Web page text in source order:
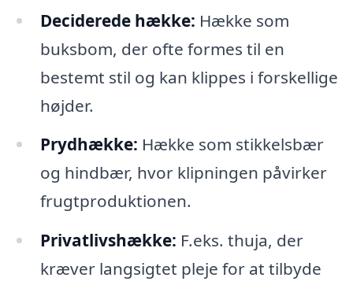
Deciderede hække: Hække som
buksbom, der ofte formes til en
bestemt stil og kan klippes i forskellige
højder.
Prydhække: Hække som stikkelsbær
og hindbær, hvor klipningen påvirker
frugtproduktionen.
Privatlivshække: F.eks. thuja, der
kræver langsigtet pleje for at tilbyde